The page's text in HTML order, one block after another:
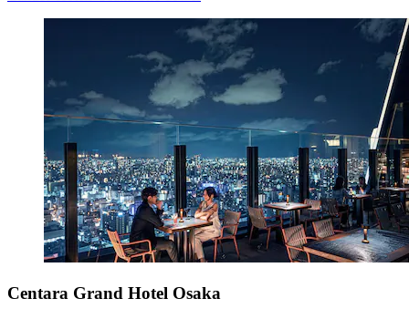
Centara Grand Hotel Osaka